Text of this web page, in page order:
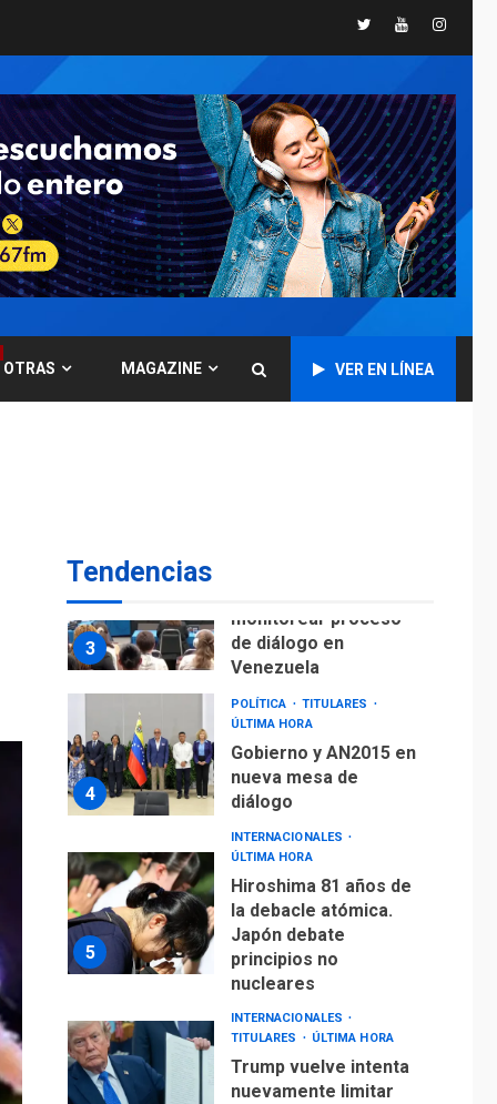
TwitterYoutube
OTRAS MAGAZINE VER EN LÍNEA
Tendencias
7
GUERRA EN EL MUNDO
Ucrania y Rusia
intensifican
ofensivas de largo
alcance
NACIONALES
TITULARES
ÚLTIMA HORA
Instalan carpas
metálicas como
terminales
Aeropuerto de
3
monitorear proceso
de diálogo en
Venezuela
4
POLÍTICA
TITULARES
ÚLTIMA HORA
Gobierno y AN2015 en
nueva mesa de
diálogo
5
INTERNACIONALES
ÚLTIMA HORA
Hiroshima 81 años de
la debacle atómica.
Japón debate
principios no
nucleares
INTERNACIONALES
TITULARES
ÚLTIMA HORA
Trump vuelve intenta
nuevamente limitar